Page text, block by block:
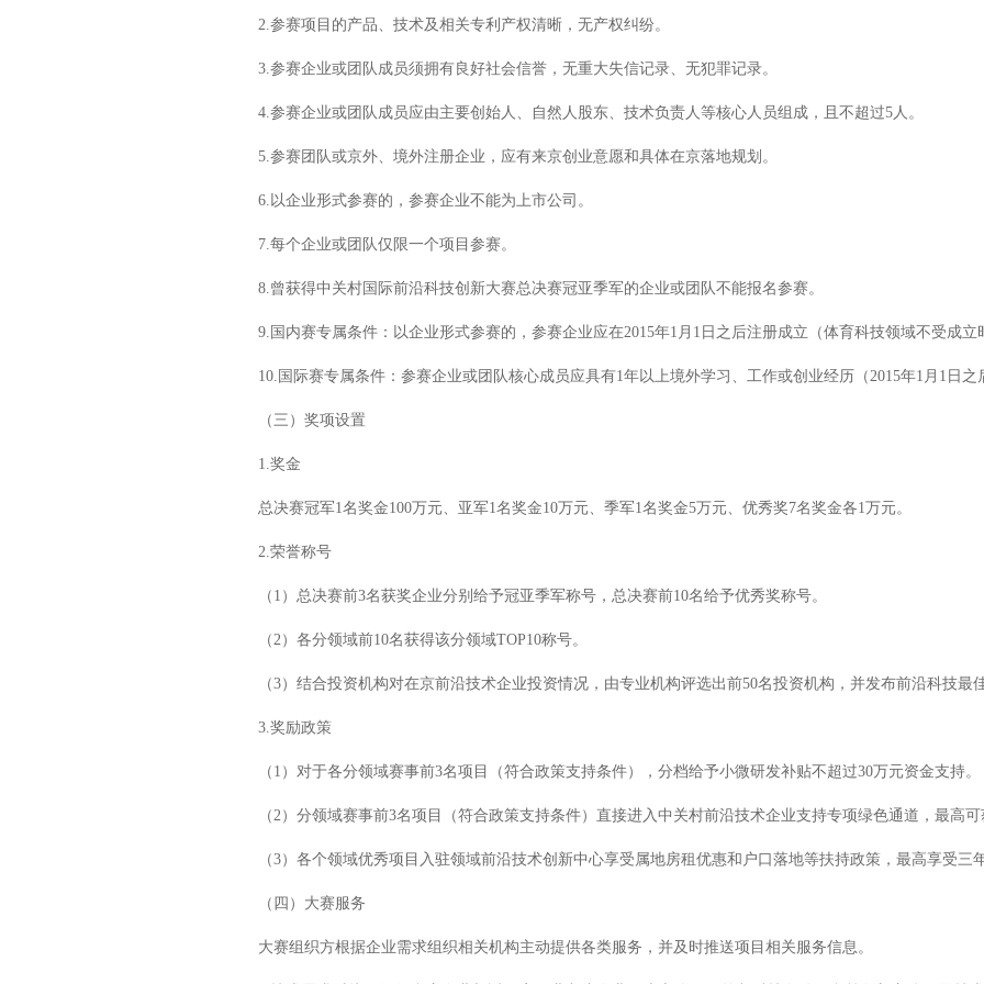
2.参赛项目的产品、技术及相关专利产权清晰，无产权纠纷。
3.参赛企业或团队成员须拥有良好社会信誉，无重大失信记录、无犯罪记录。
4.参赛企业或团队成员应由主要创始人、自然人股东、技术负责人等核心人员组成，且不超过5人。
5.参赛团队或京外、境外注册企业，应有来京创业意愿和具体在京落地规划。
6.以企业形式参赛的，参赛企业不能为上市公司。
7.每个企业或团队仅限一个项目参赛。
8.曾获得中关村国际前沿科技创新大赛总决赛冠亚季军的企业或团队不能报名参赛。
9.国内赛专属条件：以企业形式参赛的，参赛企业应在2015年1月1日之后注册成立（体育科技领域不受成立
10.国际赛专属条件：参赛企业或团队核心成员应具有1年以上境外学习、工作或创业经历（2015年1月1日之
（三）奖项设置
1.奖金
总决赛冠军1名奖金100万元、亚军1名奖金10万元、季军1名奖金5万元、优秀奖7名奖金各1万元。
2.荣誉称号
（1）总决赛前3名获奖企业分别给予冠亚季军称号，总决赛前10名给予优秀奖称号。
（2）各分领域前10名获得该分领域TOP10称号。
（3）结合投资机构对在京前沿技术企业投资情况，由专业机构评选出前50名投资机构，并发布前沿科技最佳
3.奖励政策
（1）对于各分领域赛事前3名项目（符合政策支持条件），分档给予小微研发补贴不超过30万元资金支持。
（2）分领域赛事前3名项目（符合政策支持条件）直接进入中关村前沿技术企业支持专项绿色通道，最高可
（3）各个领域优秀项目入驻领域前沿技术创新中心享受属地房租优惠和户口落地等扶持政策，最高享受三年
（四）大赛服务
大赛组织方根据企业需求组织相关机构主动提供各类服务，并及时推送项目相关服务信息。